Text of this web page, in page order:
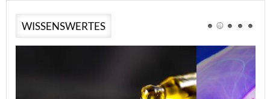
WISSENSWERTES